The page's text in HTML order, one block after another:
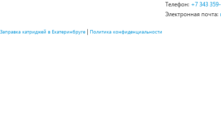
Телефон: +7 343
Электронная почта:
Заправка катриджей в Екатеринбруге | Политика конфиденциальности